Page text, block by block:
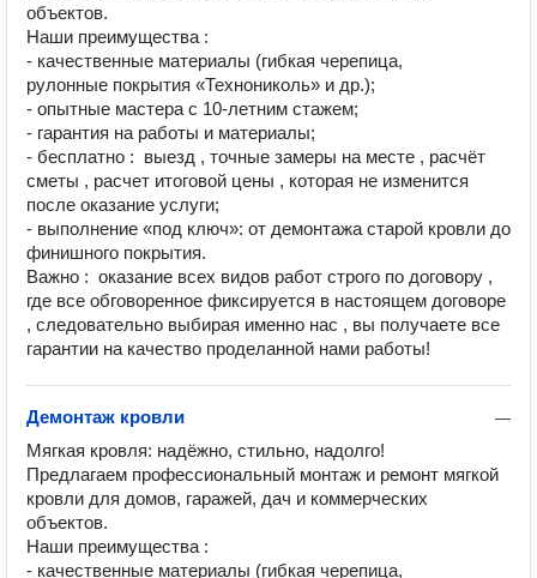
объектов.
Наши преимущества :
- качественные материалы (гибкая черепица,
рулонные покрытия «Технониколь» и др.);
- опытные мастера с 10‑летним стажем;
- гарантия на работы и материалы;
- бесплатно :  выезд , точные замеры на месте , расчёт
сметы , расчет итоговой цены , которая не изменится
после оказание услуги;
- выполнение «под ключ»: от демонтажа старой кровли до
финишного покрытия.
Важно :  оказание всех видов работ строго по договору ,
где все обговоренное фиксируется в настоящем договоре
, следовательно выбирая именно нас , вы получаете все
гарантии на качество проделанной нами работы!
—
Демонтаж кровли
Мягкая кровля: надёжно, стильно, надолго!
Предлагаем профессиональный монтаж и ремонт мягкой
кровли для домов, гаражей, дач и коммерческих
объектов.
Наши преимущества :
- качественные материалы (гибкая черепица,